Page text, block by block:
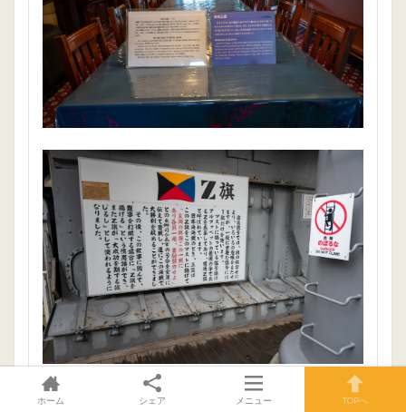
全部の展示物を見て周ろうと思うと猿島観光より時間が
ホーム シェア メニュー TOPへ